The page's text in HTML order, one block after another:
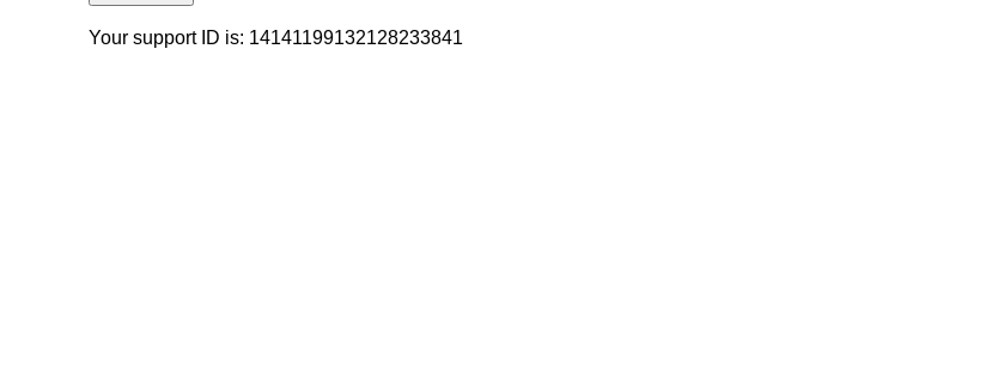
Your support ID is: 14141199132128233841